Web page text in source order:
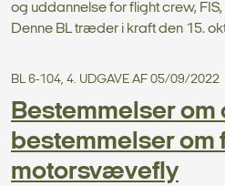
og uddannelse for flight crew, FIS,
Denne BL træder i kraft den 15.
BL 6-104, 4. UDGAVE AF 05/09/2022
Bestemmelser
bestemmelser om
motorsvævefly